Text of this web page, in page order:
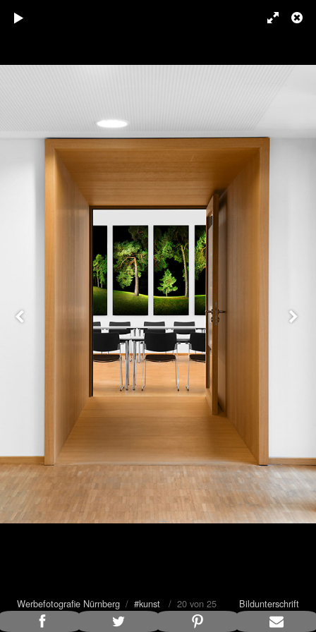
Werbefotografie Nürnberg / #kunst / 20 von 25 Bildunterschrift
anzeigen